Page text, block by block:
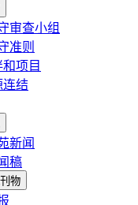
审查小组
准则
项目
连结
新闻
稿
物